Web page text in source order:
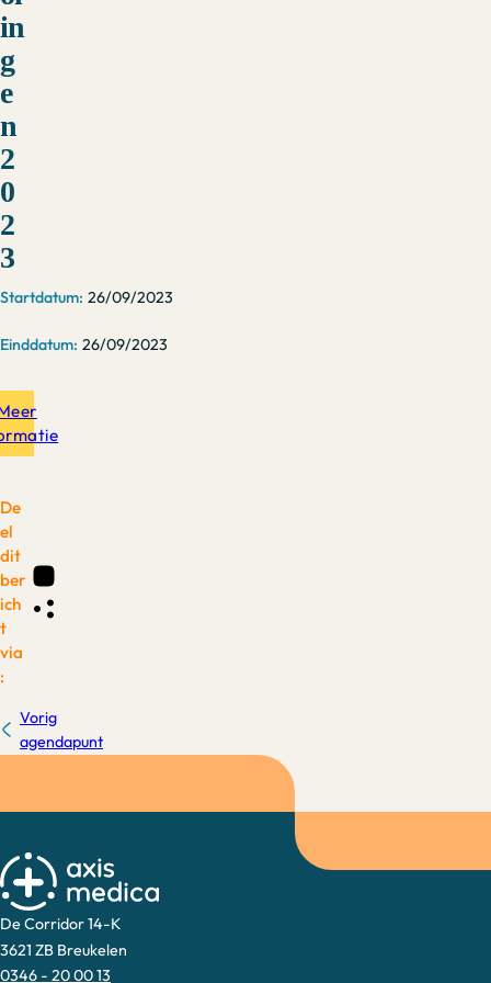
in
g
e
n
2
0
2
3
26/09/2023
26/09/2023
De
el
dit
ber
ich
t
via
:
Vorig
agendapunt
De Corridor 14-K
3621 ZB Breukelen
0346 - 20 00 13